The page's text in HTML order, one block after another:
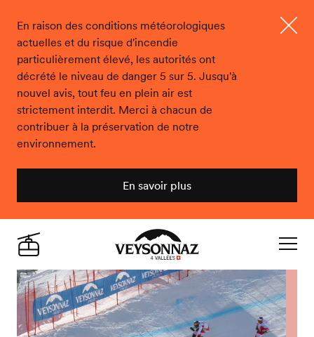
En raison des conditions météorologiques
actuelles et du risque d'incendie
particulièrement élevé, les autorités ont
décrété le niveau de danger 5 sur 5. Jusqu'à
nouvel avis, tout feu en plein air est
strictement interdit. Merci à chacun de
contribuer à la préservation de notre
environnement.
En savoir plus
Veysonnaz
Live